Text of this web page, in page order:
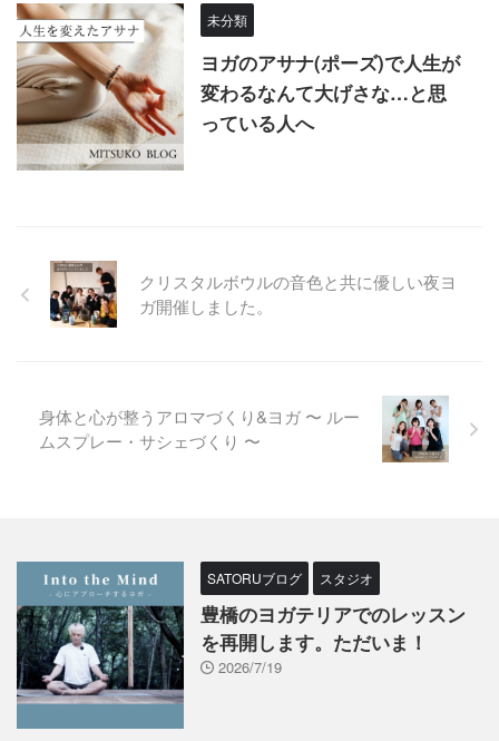
未分類
ヨガのアサナ(ポーズ)で人生が
変わるなんて大げさな…と思
っている人へ
クリスタルボウルの音色と共に優しい夜ヨ
ガ開催しました。
身体と心が整うアロマづくり&ヨガ 〜 ルー
ムスプレー・サシェづくり 〜
SATORUブログ スタジオ
豊橋のヨガテリアでのレッスン
を再開します。ただいま！
2026/7/19